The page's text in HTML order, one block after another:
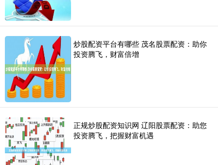
炒股配资平台有哪些 茂名股票配资：助你
投资腾飞，财富倍增
正规炒股配资知识网 辽阳股票配资：助您
投资腾飞，把握财富机遇